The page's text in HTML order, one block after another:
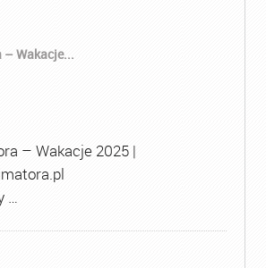
Wakacje...
– Wakacje 2025 |
…